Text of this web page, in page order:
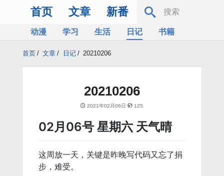
首页 文章 新番
动漫 学习 生活 日记
书籍
首页 / 文章 / 日记 / 20210206
20210206
2021年02月06日 125
02月06号 星期六 天气晴
这周放一天，关键是昨晚写代码又忘了捐
步，难受。